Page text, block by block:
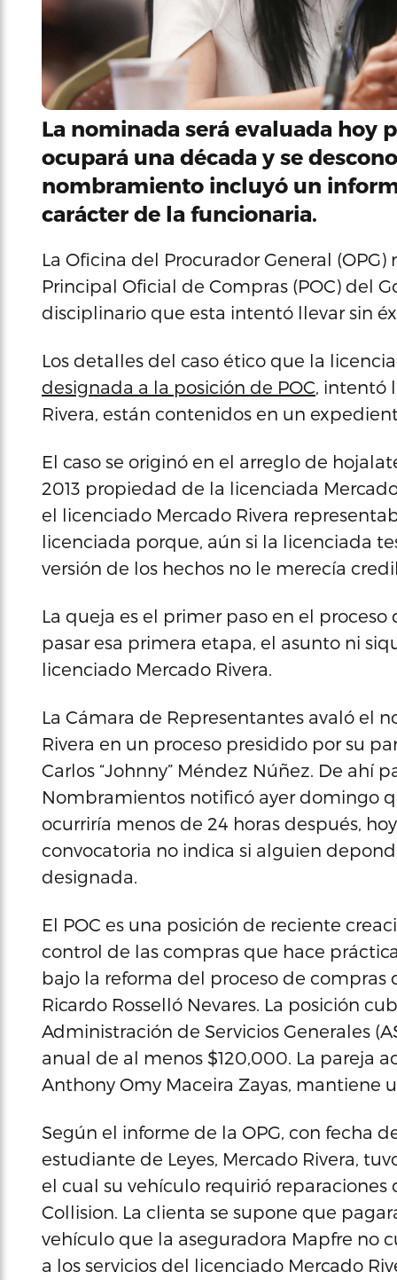
La nominada será evaluada hoy
ocupará una década y se
nombramiento incluyó un
carácter de la funcionaria.
La Oficina del Procurador General
Principal Oficial de Compras (POC) del
disciplinario que esta intentó llevar sin
Los detalles del caso ético que la
designada a la posición de POC, intentó
Rivera, están contenidos en un
El caso se originó en el arreglo de
2013 propiedad de la licenciada
el licenciado Mercado Rivera
licenciada porque, aún si la licenciada
versión de los hechos no le merecía
La queja es el primer paso en el
pasar esa primera etapa, el asunto ni
licenciado Mercado Rivera.
La Cámara de Representantes avaló el
Rivera en un proceso presidido por su
Carlos “Johnny” Méndez Núñez. De ahí
Nombramientos notificó ayer domingo
ocurriría menos de 24 horas después,
convocatoria no indica si alguien
designada.
El POC es una posición de reciente
control de las compras que hace
bajo la reforma del proceso de
Ricardo Rosselló Nevares. La posición
Administración de Servicios Generales
anual de al menos $120,000. La pareja
Anthony Omy Maceira Zayas, mantiene
Según el informe de la OPG, con fecha
estudiante de Leyes, Mercado Rivera,
el cual su vehículo requirió
Collision. La clienta se supone que
vehículo que la aseguradora Mapfre no
a los servicios del licenciado Mercado